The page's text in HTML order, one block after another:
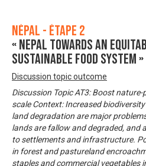
Népal - Étape 2
« Nepal towards an
sustainable food system »
Discussion topic outcome
Discussion Topic AT3: Boost
scale Context: Increased
land degradation are major
lands are fallow and degraded, and
to settlements and infrastructure.
in forest and pastureland
staples and commercial vegetables